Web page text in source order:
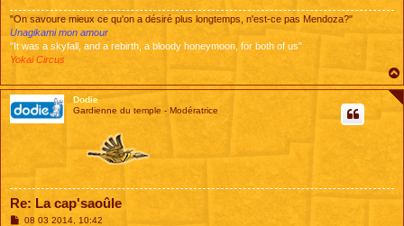
"On savoure mieux ce qu'on a désiré plus longtemps, n'est-ce pas Mendoza?"
Unagikami mon amour
"It was a skyfall, and a rebirth, a bloody honeymoon, for both of us"
Yokai Circus
Dodie
Gardienne du temple - Modératrice
Re: La cap'saoûle
M08 03 2014, 10:42